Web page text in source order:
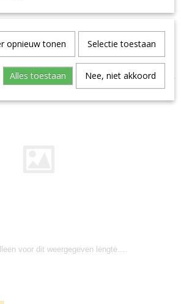
voor dit weergegeven lengte.…
opnieuw tonen Selectie toestaan
Alles toestaan Nee, niet akkoord